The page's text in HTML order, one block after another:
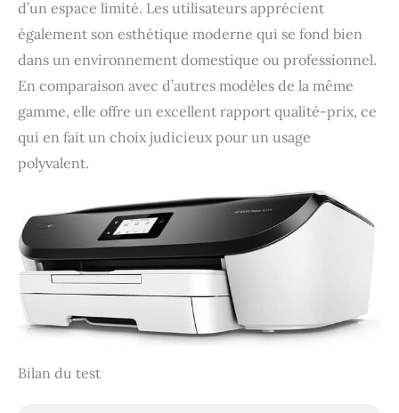
d’un espace limité. Les utilisateurs apprécient
également son esthétique moderne qui se fond bien
dans un environnement domestique ou professionnel.
En comparaison avec d’autres modèles de la même
gamme, elle offre un excellent rapport qualité-prix, ce
qui en fait un choix judicieux pour un usage
polyvalent.
Bilan du test